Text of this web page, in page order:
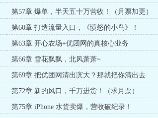
第57章 爆单，半天五十万营收！（月票加更）
第60章 打造流量入口，《愤怒的小鸟》！
第63章 开心农场+优团网的真核心业务
第66章 雪花飘飘，北风萧萧~
第69章 把优团网清出滨大？那就把你清出去
第72章 新的风口，千万进货！（求月票）
第75章 iPhone 水货卖爆，营收破纪录！